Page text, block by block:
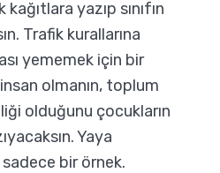
yazıp sınıfın
Trafik kurallarına
yememek için bir
olmanın, toplum
olduğunu çocukların
Yaya
bir örnek.